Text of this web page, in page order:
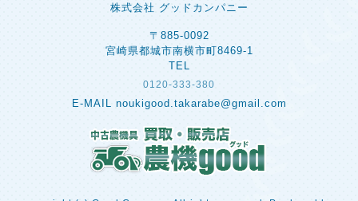
株式会社 グッドカンパニー
〒885-0092
宮崎県都城市南横市町8469-1
TEL
0120-333-380
E-MAIL noukigood.takarabe@gmail.com